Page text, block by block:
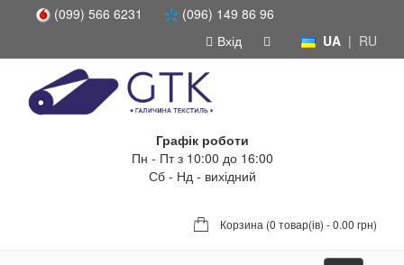
(099) 566 6231
(096) 149 86 96
UA | RU
Вхід
Графік роботи
Пн - Пт з 10:00 до 16:00
Сб - Нд - вихідний
Корзина (0 товар(ів) - 0.00 грн)